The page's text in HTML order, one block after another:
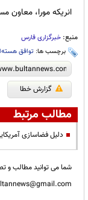
انریکه مورا،
منبع: خبرگزاری فارس
برچسب ها: توافق
گزارش خطا
مطالب مرتبط
دلیل فضاسازی
شما می توانید مطالب و